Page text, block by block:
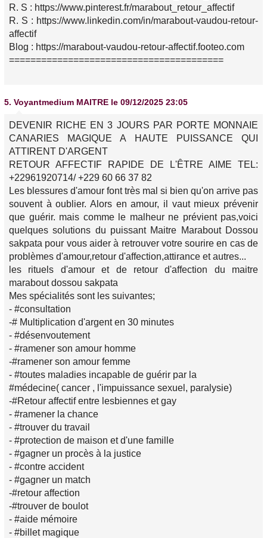
R. S : https://www.pinterest.fr/marabout_retour_affectif
R. S : https://www.linkedin.com/in/marabout-vaudou-retour-
affectif
Blog : https://marabout-vaudou-retour-affectif.footeo.com
========================================
5. Voyantmedium MAITRE le 09/12/2025 23:05
DEVENIR RICHE EN 3 JOURS PAR PORTE MONNAIE
CANARIES MAGIQUE A HAUTE PUISSANCE QUI
ATTIRENT D'ARGENT
RETOUR AFFECTIF RAPIDE DE L'ÊTRE AIME TEL:
+22961920714/ +229 60 66 37 82
Les blessures d'amour font très mal si bien qu'on arrive pas
souvent à oublier. Alors en amour, il vaut mieux prévenir
que guérir. mais comme le malheur ne prévient pas,voici
quelques solutions du puissant Maitre Marabout Dossou
sakpata pour vous aider à retrouver votre sourire en cas de
problèmes d'amour,retour d'affection,attirance et autres...
les rituels d'amour et de retour d'affection du maitre
marabout dossou sakpata
Mes spécialités sont les suivantes;
- #consultation
-# Multiplication d'argent en 30 minutes
- #désenvoutement
- #ramener son amour homme
-#ramener son amour femme
- #toutes maladies incapable de guérir par la
#médecine( cancer , l'impuissance sexuel, paralysie)
-#Retour affectif entre lesbiennes et gay
- #ramener la chance
- #trouver du travail
- #protection de maison et d'une famille
- #gagner un procès à la justice
- #contre accident
- #gagner un match
-#retour affection
-#trouver de boulot
- #aide mémoire
- #billet magique